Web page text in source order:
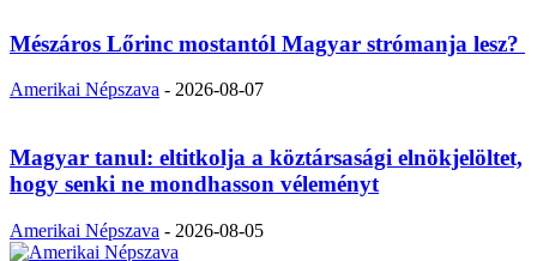
Mészáros Lőrinc mostantól Magyar strómanja lesz?
Amerikai Népszava - 2026-08-07
Magyar tanul: eltitkolja a köztársasági elnökjelöltet,
hogy senki ne mondhasson véleményt
Amerikai Népszava - 2026-08-05